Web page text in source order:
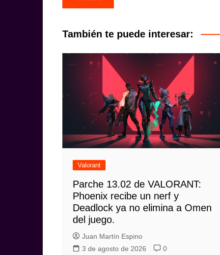
de
entradas
También te puede interesar:
Valorant
Parche 13.02 de VALORANT:
Phoenix recibe un nerf y
Deadlock ya no elimina a Omen
del juego.
Juan Martín Espino
3 de agosto de 2026
0